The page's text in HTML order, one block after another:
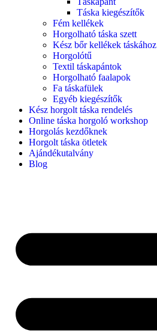
Táska kiegészítők
Fém kellékek
Horgolható táska szett
Kész bőr kellékek táskához
Horgolótű
Textil táskapántok
Horgolható faalapok
Fa táskafülek
Egyéb kiegészítők
Kész horgolt táska rendelés
Online táska horgoló workshop
Horgolás kezdőknek
Horgolt táska ötletek
Ajándékutalvány
Blog